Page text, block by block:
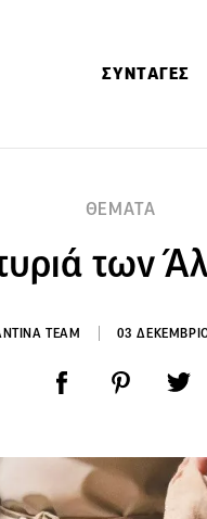
ΣΥΝΤΑΓΕΣ
ΘΕΜΑΤΑ
των
TEAM 03